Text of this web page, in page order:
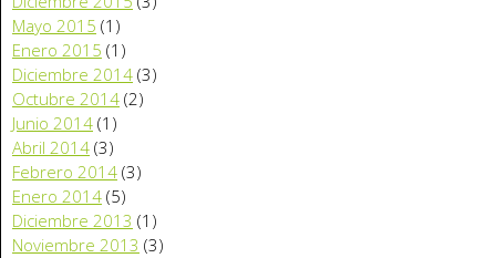
Mayo 2015 (1)
Enero 2015 (1)
Diciembre 2014 (3)
Octubre 2014 (2)
Junio 2014 (1)
Abril 2014 (3)
Febrero 2014 (3)
Enero 2014 (5)
Diciembre 2013 (1)
Noviembre 2013 (3)